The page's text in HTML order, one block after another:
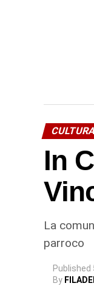
CULTURA
In
La
parroco
Published
By